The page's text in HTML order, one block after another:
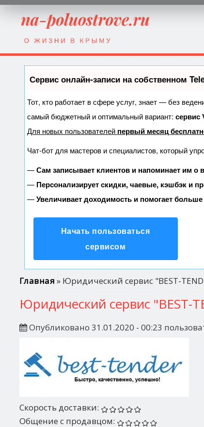
Сервис онлайн-записи на собственном
Тот, кто работает в сфере услуг, знает — без
самый бюджетный и оптимальный вариант: сервис
Для новых пользователей первый месяц
Чат-бот для мастеров и специалистов, который
—Сам записывает клиентов и напоминает им о
— Персонализирует скидки, чаевые, кэшбэк и
—Увеличивает доходимость и помогает больше
Начать пользоваться
сервисом
Вы здесь
Главная » Юридический сервис "BEST-
Юридический сервис "BEST-
Опубликовано 31.01.2020 - 00:23
Скорость доставки:
Общение с продавцом: